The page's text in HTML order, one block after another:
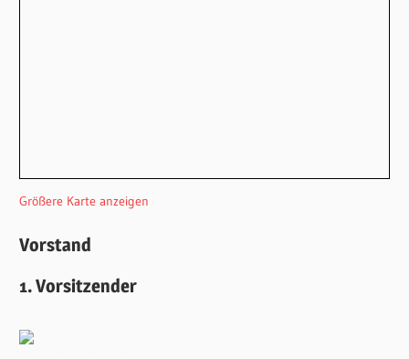
Größere Karte anzeigen
Vorstand
1. Vorsitzender